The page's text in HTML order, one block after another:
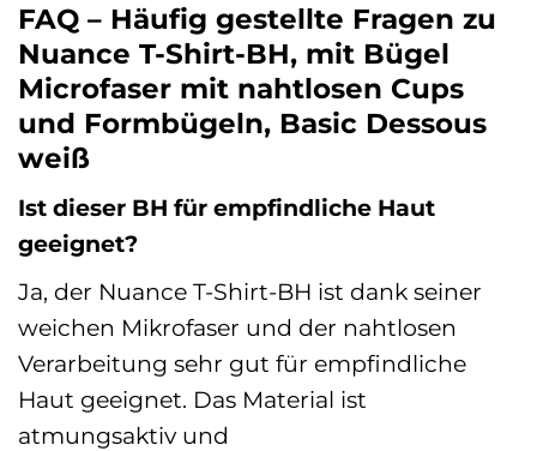
FAQ – Häufig gestellte Fragen zu
Nuance T-Shirt-BH, mit Bügel
Microfaser mit nahtlosen Cups
und Formbügeln, Basic Dessous
weiß
Ist dieser BH für empfindliche Haut
geeignet?
Ja, der Nuance T-Shirt-BH ist dank seiner
weichen Mikrofaser und der nahtlosen
Verarbeitung sehr gut für empfindliche
Haut geeignet. Das Material ist
atmungsaktiv und